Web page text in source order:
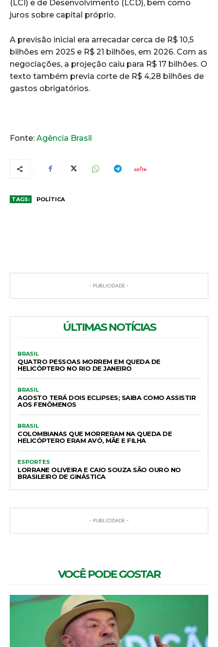
(LCI) e de Desenvolvimento (LCD), bem como
juros sobre capital próprio.
A previsão inicial era arrecadar cerca de R$ 10,5
bilhões em 2025 e R$ 21 bilhões, em 2026. Com as
negociações, a projeção caiu para R$ 17 bilhões. O
texto também previa corte de R$ 4,28 bilhões de
gastos obrigatórios.
Fonte: Agência Brasil
TAGS: POLÍTICA
- PUBLICIDADE -
ÚLTIMAS NOTÍCIAS
BRASIL
QUATRO PESSOAS MORREM EM QUEDA DE
HELICÓPTERO NO RIO DE JANEIRO
BRASIL
AGOSTO TERÁ DOIS ECLIPSES; SAIBA COMO ASSISTIR
AOS FENÔMENOS
BRASIL
COLOMBIANAS QUE MORRERAM NA QUEDA DE
HELICÓPTERO ERAM AVÓ, MÃE E FILHA
ESPORTES
LORRANE OLIVEIRA E CAIO SOUZA SÃO OURO NO
BRASILEIRO DE GINÁSTICA
- PUBLICIDADE -
VOCÊ PODE GOSTAR